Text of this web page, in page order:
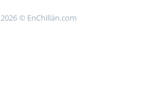
2026 © EnChillán.com